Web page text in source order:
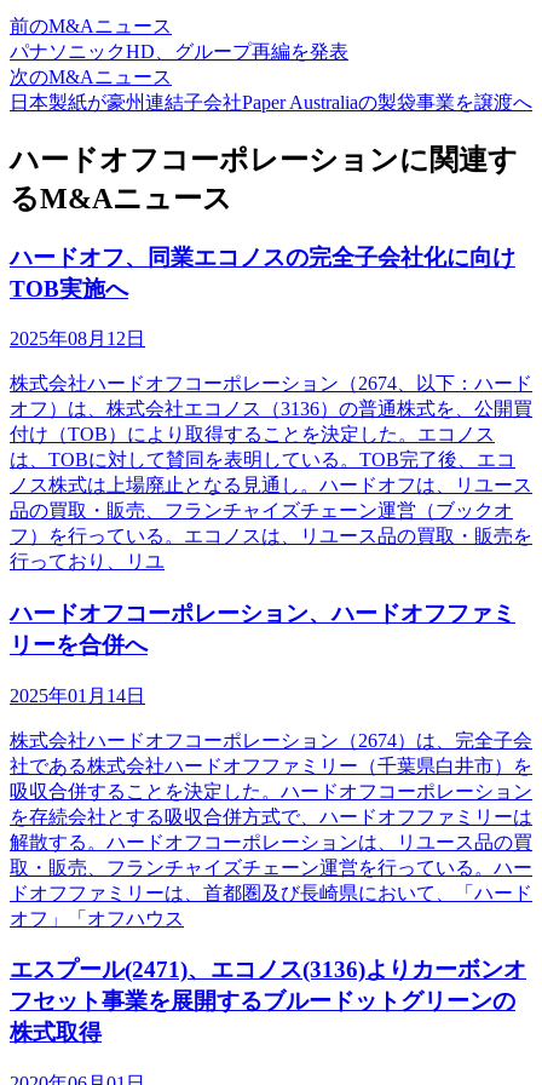
前のM&Aニュース
パナソニックHD、グループ再編を発表
次のM&Aニュース
日本製紙が豪州連結子会社Paper Australiaの製袋事業を譲渡へ
ハードオフコーポレーションに関連す
るM&Aニュース
ハードオフ、同業エコノスの完全子会社化に向け
TOB実施へ
2025年08月12日
株式会社ハードオフコーポレーション（2674、以下：ハード
オフ）は、株式会社エコノス（3136）の普通株式を、公開買
付け（TOB）により取得することを決定した。エコノス
は、TOBに対して賛同を表明している。TOB完了後、エコ
ノス株式は上場廃止となる見通し。ハードオフは、リユース
品の買取・販売、フランチャイズチェーン運営（ブックオ
フ）を行っている。エコノスは、リユース品の買取・販売を
行っており、リユ
ハードオフコーポレーション、ハードオフファミ
リーを合併へ
2025年01月14日
株式会社ハードオフコーポレーション（2674）は、完全子会
社である株式会社ハードオフファミリー（千葉県白井市）を
吸収合併することを決定した。ハードオフコーポレーション
を存続会社とする吸収合併方式で、ハードオフファミリーは
解散する。ハードオフコーポレーションは、リユース品の買
取・販売、フランチャイズチェーン運営を行っている。ハー
ドオフファミリーは、首都圏及び長崎県において、「ハード
オフ」「オフハウス
エスプール(2471)、エコノス(3136)よりカーボンオ
フセット事業を展開するブルードットグリーンの
株式取得